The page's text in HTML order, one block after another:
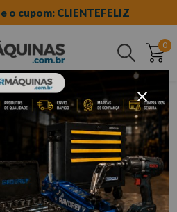
o cupom: CLIENTEFELIZ
0
Buscar
manuais
chave especial